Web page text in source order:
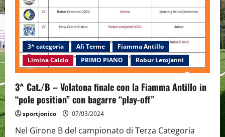
3^ categoria Alì Terme
Fiamma Antillo
Limina Calcio
PRIMO PIANO Robur Letojanni
3^ Cat./B – Volatona finale con la Fiamma Antillo in
“pole position” con bagarre “play-off”
sportjonico 07/03/2024
Nel Girone B del campionato di Terza Categoria